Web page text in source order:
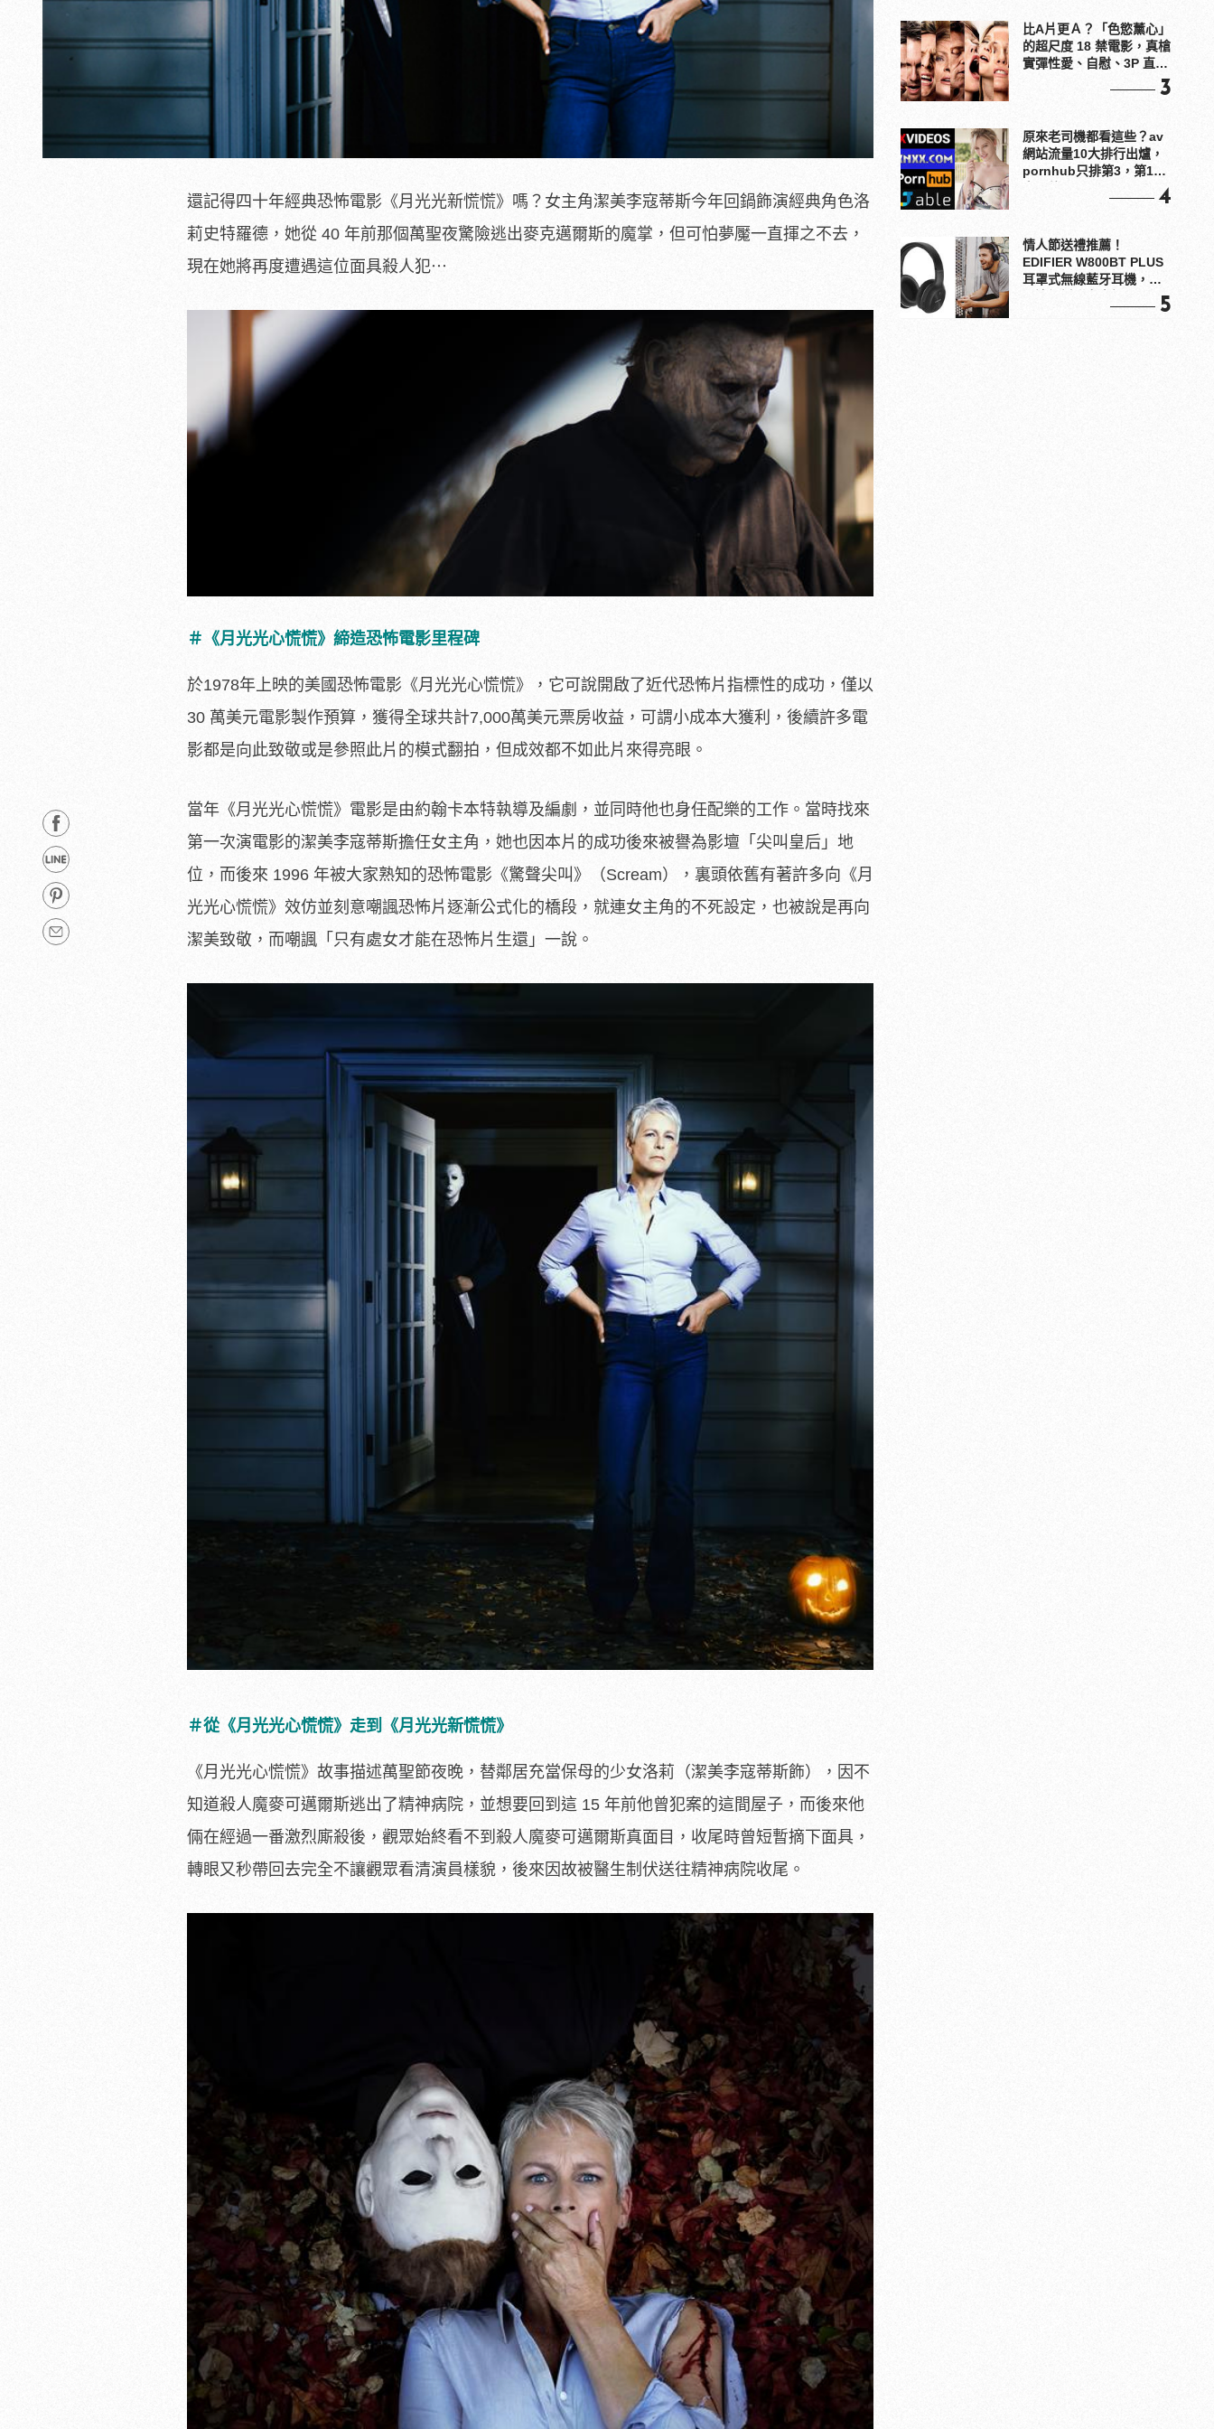
還記得四十年經典恐怖電影《月光光新慌慌》嗎？女主角潔美李寇蒂斯今年回鍋飾演經典角色洛
莉史特羅德，她從 40 年前那個萬聖夜驚險逃出麥克邁爾斯的魔掌，但可怕夢魘一直揮之不去，
現在她將再度遭遇這位面具殺人犯⋯
＃《月光光心慌慌》締造恐怖電影里程碑
於1978年上映的美國恐怖電影《月光光心慌慌》，它可說開啟了近代恐怖片指標性的成功，僅以
30 萬美元電影製作預算，獲得全球共計7,000萬美元票房收益，可謂小成本大獲利，後續許多電
影都是向此致敬或是參照此片的模式翻拍，但成效都不如此片來得亮眼。
當年《月光光心慌慌》電影是由約翰卡本特執導及編劇，並同時他也身任配樂的工作。當時找來
第一次演電影的潔美李寇蒂斯擔任女主角，她也因本片的成功後來被譽為影壇「尖叫皇后」地
位，而後來 1996 年被大家熟知的恐怖電影《驚聲尖叫》（Scream），裏頭依舊有著許多向《月
光光心慌慌》效仿並刻意嘲諷恐怖片逐漸公式化的橋段，就連女主角的不死設定，也被說是再向
潔美致敬，而嘲諷「只有處女才能在恐怖片生還」一說。
＃從《月光光心慌慌》走到《月光光新慌慌》
《月光光心慌慌》故事描述萬聖節夜晚，替鄰居充當保母的少女洛莉（潔美李寇蒂斯飾），因不
知道殺人魔麥可邁爾斯逃出了精神病院，並想要回到這 15 年前他曾犯案的這間屋子，而後來他
倆在經過一番激烈廝殺後，觀眾始終看不到殺人魔麥可邁爾斯真面目，收尾時曾短暫摘下面具，
轉眼又秒帶回去完全不讓觀眾看清演員樣貌，後來因故被醫生制伏送往精神病院收尾。
比A片更Ａ？「色慾薰心」
的超尺度 18 禁電影，真槍
實彈性愛、自慰、3P 直接
3
原來老司機都看這些？av
網站流量10大排行出爐，
pornhub只排第3，第1名
4
情人節送禮推薦！
EDIFIER W800BT PLUS
耳罩式無線藍牙耳機，在
5